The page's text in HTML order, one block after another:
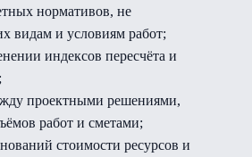
нормативов, не
видам и условиям работ;
индексов пересчёта и
проектными решениями,
работ и сметами;
стоимости ресурсов и